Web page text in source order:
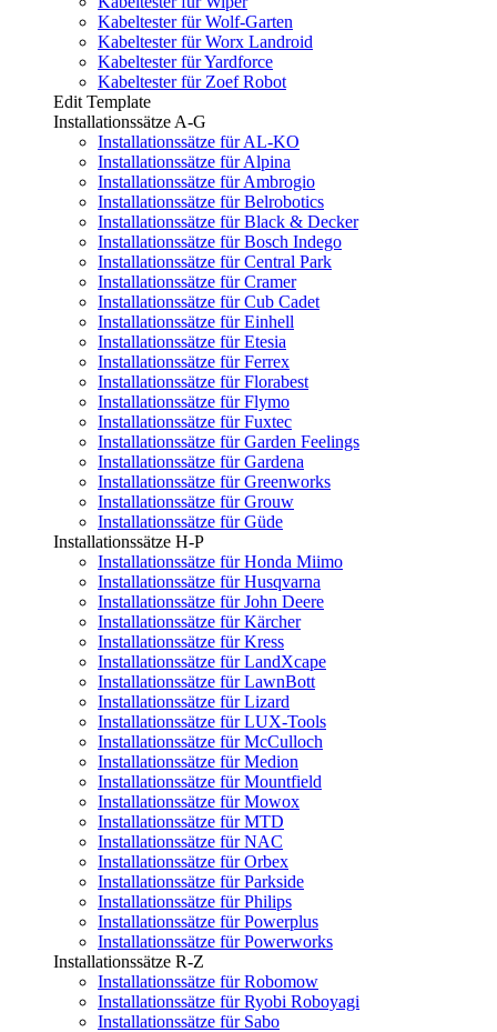
Kabeltester für Wolf-Garten
Kabeltester für Worx Landroid
Kabeltester für Yardforce
Kabeltester für Zoef Robot
Edit Template
Installationssätze A-G
Installationssätze für AL-KO
Installationssätze für Alpina
Installationssätze für Ambrogio
Installationssätze für Belrobotics
Installationssätze für Black & Decker
Installationssätze für Bosch Indego
Installationssätze für Central Park
Installationssätze für Cramer
Installationssätze für Cub Cadet
Installationssätze für Einhell
Installationssätze für Etesia
Installationssätze für Ferrex
Installationssätze für Florabest
Installationssätze für Flymo
Installationssätze für Fuxtec
Installationssätze für Garden Feelings
Installationssätze für Gardena
Installationssätze für Greenworks
Installationssätze für Grouw
Installationssätze für Güde
Installationssätze H-P
Installationssätze für Honda Miimo
Installationssätze für Husqvarna
Installationssätze für John Deere
Installationssätze für Kärcher
Installationssätze für Kress
Installationssätze für LandXcape
Installationssätze für LawnBott
Installationssätze für Lizard
Installationssätze für LUX-Tools
Installationssätze für McCulloch
Installationssätze für Medion
Installationssätze für Mountfield
Installationssätze für Mowox
Installationssätze für MTD
Installationssätze für NAC
Installationssätze für Orbex
Installationssätze für Parkside
Installationssätze für Philips
Installationssätze für Powerplus
Installationssätze für Powerworks
Installationssätze R-Z
Installationssätze für Robomow
Installationssätze für Ryobi Roboyagi
Installationssätze für Sabo